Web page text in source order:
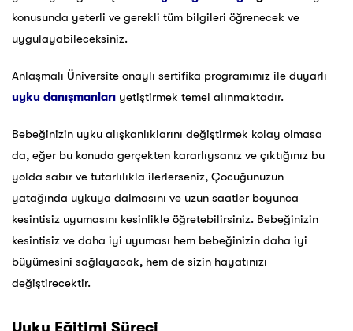
konusunda yeterli ve gerekli tüm bilgileri öğrenecek ve
uygulayabileceksiniz.
Anlaşmalı Üniversite onaylı sertifika programımız ile duyarlı
uyku danışmanları yetiştirmek temel alınmaktadır.
Bebeğinizin uyku alışkanlıklarını değiştirmek kolay olmasa
da, eğer bu konuda gerçekten kararlıysanız ve çıktığınız bu
yolda sabır ve tutarlılıkla ilerlerseniz, Çocuğunuzun
yatağında uykuya dalmasını ve uzun saatler boyunca
kesintisiz uyumasını kesinlikle öğretebilirsiniz. Bebeğinizin
kesintisiz ve daha iyi uyuması hem bebeğinizin daha iyi
büyümesini sağlayacak, hem de sizin hayatınızı
değiştirecektir.